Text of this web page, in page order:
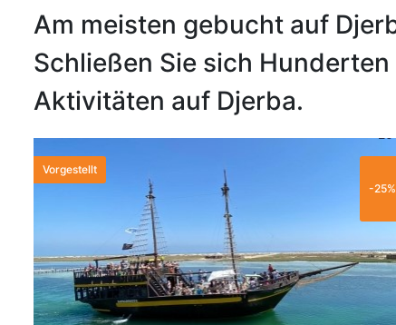
Am meisten gebucht auf
Schließen Sie sich
Aktivitäten auf Djerba.
Vorgestellt
-25%